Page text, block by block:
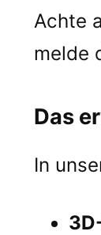
Achte
melde
Das
In